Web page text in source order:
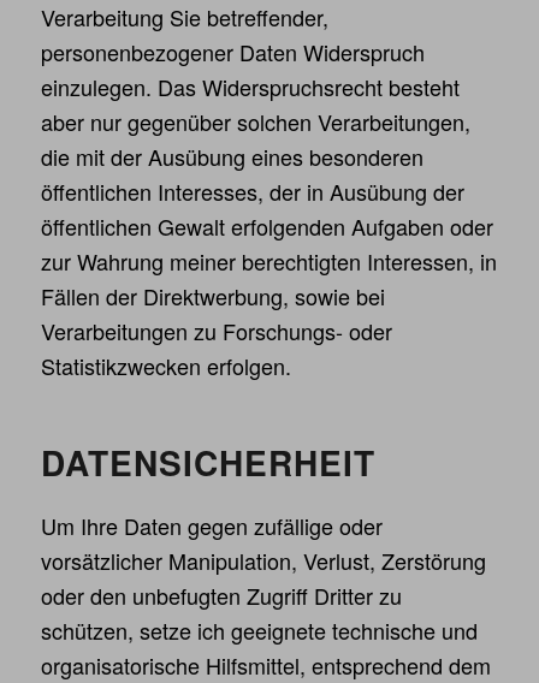
Verarbeitung Sie betreffender,
personenbezogener Daten Widerspruch
einzulegen. Das Widerspruchsrecht besteht
aber nur gegenüber solchen Verarbeitungen,
die mit der Ausübung eines besonderen
öffentlichen Interesses, der in Ausübung der
öffentlichen Gewalt erfolgenden Aufgaben oder
zur Wahrung meiner berechtigten Interessen, in
Fällen der Direktwerbung, sowie bei
Verarbeitungen zu Forschungs- oder
Statistikzwecken erfolgen.
DATENSICHERHEIT
Um Ihre Daten gegen zufällige oder
vorsätzlicher Manipulation, Verlust, Zerstörung
oder den unbefugten Zugriff Dritter zu
schützen, setze ich geeignete technische und
organisatorische Hilfsmittel, entsprechend dem